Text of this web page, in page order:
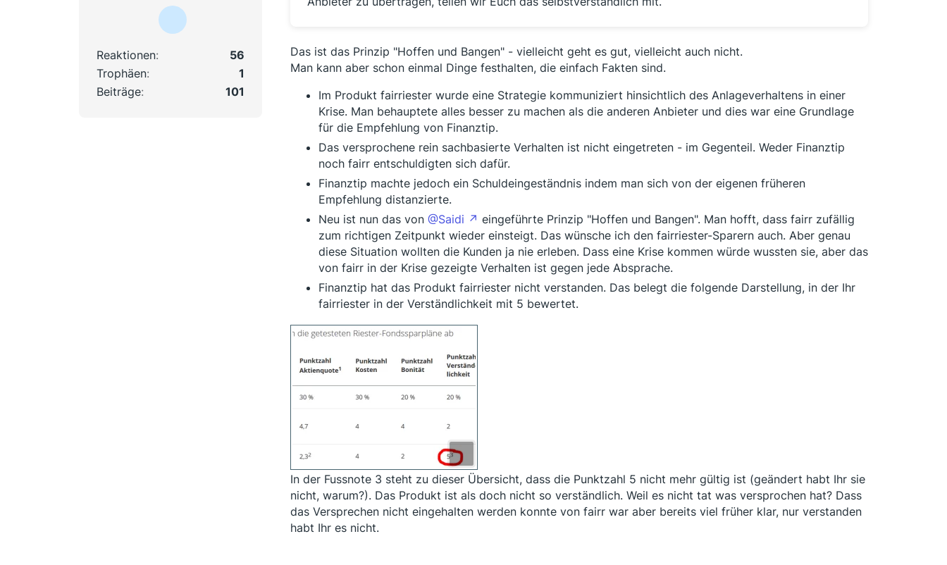
Reaktionen
56
Trophäen
1
Beiträge
101
Das ist das Prinzip "Hoffen und Bangen" - vielleicht geht es gut, vielleicht auch nicht.
Man kann aber schon einmal Dinge festhalten, die einfach Fakten sind.
Im Produkt fairriester wurde eine Strategie kommuniziert hinsichtlich des Anlageverhaltens in einer
Krise. Man behauptete alles besser zu machen als die anderen Anbieter und dies war eine Grundlage
für die Empfehlung von Finanztip.
Das versprochene rein sachbasierte Verhalten ist nicht eingetreten - im Gegenteil. Weder Finanztip
noch fairr entschuldigten sich dafür.
Finanztip machte jedoch ein Schuldeingeständnis indem man sich von der eigenen früheren
Empfehlung distanzierte.
Neu ist nun das von @Saidi
eingeführte Prinzip "Hoffen und Bangen". Man hofft, dass fairr zufällig
zum richtigen Zeitpunkt wieder einsteigt. Das wünsche ich den fairriester-Sparern auch. Aber genau
diese Situation wollten die Kunden ja nie erleben. Dass eine Krise kommen würde wussten sie, aber das
von fairr in der Krise gezeigte Verhalten ist gegen jede Absprache.
Finanztip hat das Produkt fairriester nicht verstanden. Das belegt die folgende Darstellung, in der Ihr
fairriester in der Verständlichkeit mit 5 bewertet.
In der Fussnote 3 steht zu dieser Übersicht, dass die Punktzahl 5 nicht mehr gültig ist (geändert habt Ihr sie
nicht, warum?). Das Produkt ist als doch nicht so verständlich. Weil es nicht tat was versprochen hat? Dass
das Versprechen nicht eingehalten werden konnte von fairr war aber bereits viel früher klar, nur verstanden
habt Ihr es nicht.